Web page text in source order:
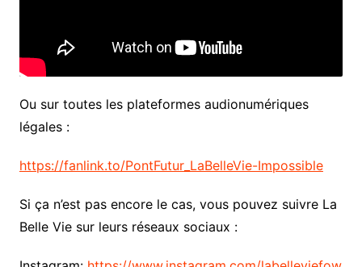
Ou sur toutes les plateformes audionumériques
légales :
https://fanlink.to/PontFutur_LaBelleVie-Impossible
Si ça n’est pas encore le cas, vous pouvez suivre La
Belle Vie sur leurs réseaux sociaux :